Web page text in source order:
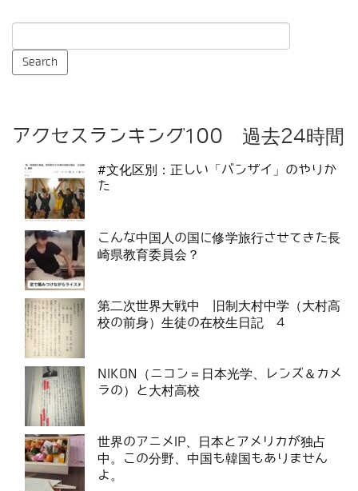
アクセスランキング100 過去24時間
#文化区別：正しい「バンザイ」のやりか
た
こんな中国人の国に修学旅行させてきた長
崎県教育委員会？
第二次世界大戦中 旧制大村中学（大村高
校の前身）生徒の在校生日記 4
NIKON（ニコン＝日本光学、レンズ＆カメ
ラの）と大村高校
世界のアニメIP、日本とアメリカが独占
中。この分野、中国も韓国もありません
よ。